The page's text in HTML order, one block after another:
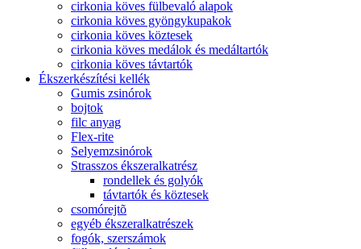
cirkonia köves fülbevaló alapok
cirkonia köves gyöngykupakok
cirkonia köves köztesek
cirkonia köves medálok és medáltartók
cirkonia köves távtartók
Ékszerkészítési kellék
Gumis zsinórok
bojtok
filc anyag
Flex-rite
Selyemzsinórok
Strasszos ékszeralkatrész
rondellek és golyók
távtartók és köztesek
csomórejtõ
egyéb ékszeralkatrészek
fogók, szerszámok